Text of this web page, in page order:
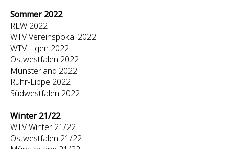
Sommer 2022
RLW 2022
WTV Vereinspokal 2022
WTV Ligen 2022
Ostwestfalen 2022
Münsterland 2022
Ruhr-Lippe 2022
Südwestfalen 2022
Winter 21/22
WTV Winter 21/22
Ostwestfalen 21/22